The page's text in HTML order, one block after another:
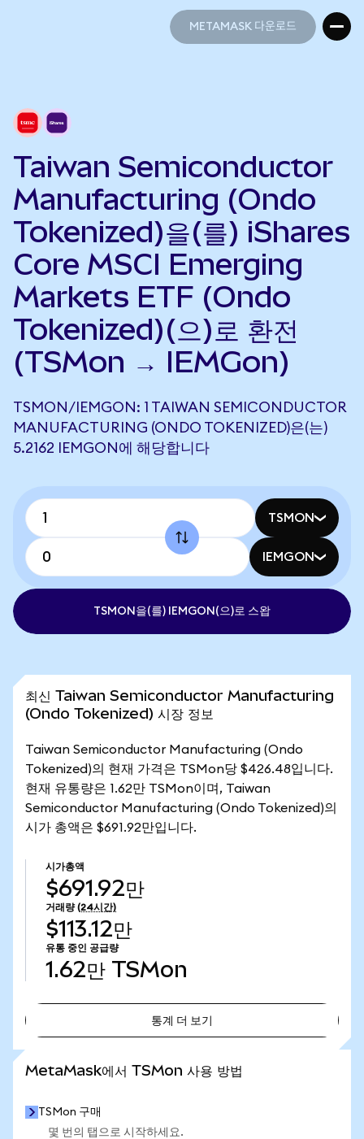
METAMASK 다운로드
Taiwan Semiconductor
Manufacturing (Ondo
Tokenized)을(를) iShares
Core MSCI Emerging
Markets ETF (Ondo
Tokenized)(으)로 환전
(TSMon → IEMGon)
TSMON/IEMGON: 1 TAIWAN SEMICONDUCTOR
MANUFACTURING (ONDO TOKENIZED)은(는)
5.2162 IEMGON에 해당합니다
TSMON
IEMGON
TSMON을(를) IEMGON(으)로 스왑
최신 Taiwan Semiconductor Manufacturing
(Ondo Tokenized) 시장 정보
Taiwan Semiconductor Manufacturing (Ondo
Tokenized)의 현재 가격은 TSMon당 $426.48입니다.
현재 유통량은 1.62만 TSMon이며, Taiwan
Semiconductor Manufacturing (Ondo Tokenized)의
시가 총액은 $691.92만입니다.
시가총액
$691.92만
거래량 (24시간)
$113.12만
유통 중인 공급량
1.62만 TSMon
통계 더 보기
MetaMask에서 TSMon 사용 방법
TSMon 구매
몇 번의 탭으로 시작하세요.